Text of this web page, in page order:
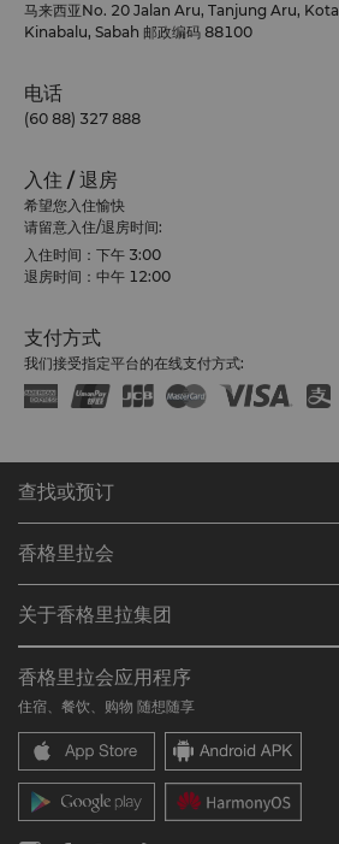
马来西亚No. 20 Jalan Aru, Tanjung Aru, Kota
Kinabalu, Sabah 邮政编码 88100
电话
(60 88) 327 888
入住 / 退房
希望您入住愉快
请留意入住/退房时间:
入住时间：下午 3:00
退房时间：中午 12:00
支付方式
我们接受指定平台的在线支付方式:
查找或预订
查找预订
餐厅与酒吧
香格里拉会
加入香格里拉会
常见问题
联络我们
关于香格里拉集团
我们的酒店品牌
香格里拉中心
香格里拉公寓
联系方式
职业发展
企业社会责任
新闻稿
香格里拉会应用程序
住宿、餐饮、购物 随想随享